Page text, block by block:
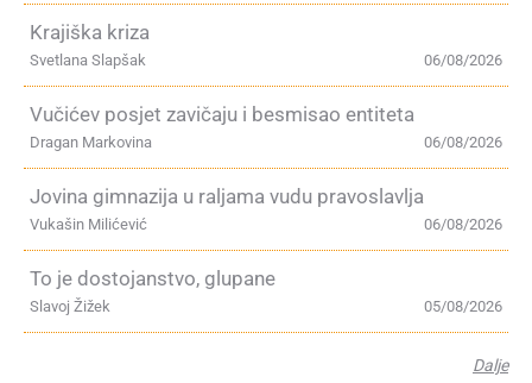
Krajiška kriza
06/08/2026
Svetlana Slapšak
Vučićev posjet zavičaju i besmisao entiteta
06/08/2026
Dragan Markovina
Jovina gimnazija u raljama vudu pravoslavlja
06/08/2026
Vukašin Milićević
To je dostojanstvo, glupane
05/08/2026
Slavoj Žižek
Dalje